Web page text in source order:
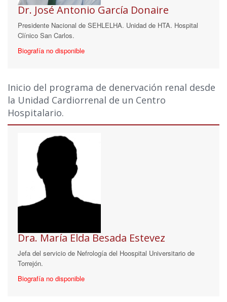
Dr. José Antonio García Donaire
Presidente Nacional de SEHLELHA. Unidad de HTA. Hospital
Clínico San Carlos.
Biografía no disponible
Inicio del programa de denervación renal desde
la Unidad Cardiorrenal de un Centro
Hospitalario.
Dra. María Elda Besada Estevez
Jefa del servicio de Nefrología del Hoospital Universitario de
Torrejón.
Biografía no disponible